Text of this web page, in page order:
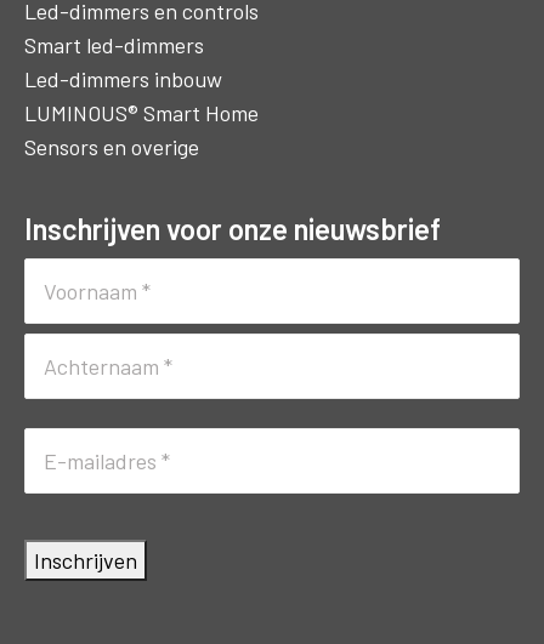
Led-dimmers en controls
Smart led-dimmers
Led-dimmers inbouw
LUMINOUS® Smart Home
Sensors en overige
Inschrijven voor onze nieuwsbrief
mailadres (Vereist)
Inschrijven